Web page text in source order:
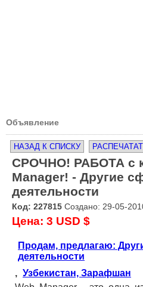
Объявление
НАЗАД К СПИСКУ
СРОЧНО! РАБОТА с
Manager! - Другие
деятельности
Код: 227815 Создано: 29-05-
Цена: 3 USD $
Продам, предлагаю:
деятельности
, Узбекистан, Зарафшан